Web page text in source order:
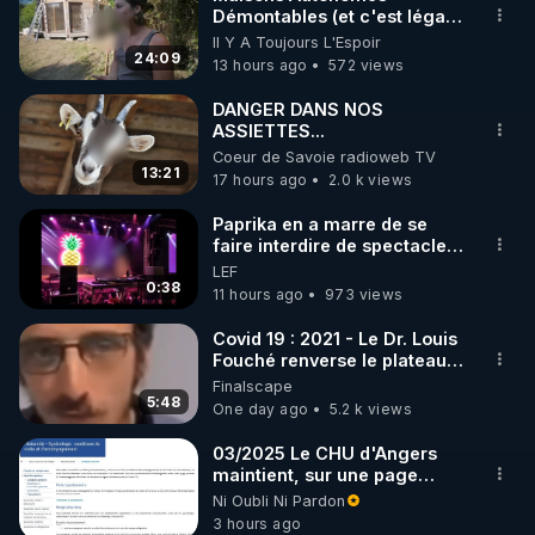
🌱 INSTAGRAM
https://www.instagram.com/rdlr_thierrycasasnovas/
http://rgnr.li/instagram
🌱 LA NEWSLETTER
Pour ne pas rater l’actualité RGNR (stages,
http://rgnr.li/news
🌱 VIDÉOS NON CENSURÉES SUR ODYSEE
Toutes les vidéos Youtube sont aussi sur la
http://rgnr.li/odysee
🌱 LES STAGES EN PRÉSENTIEL
http://rgnr.li/stages
24:09
Démontables (et c'est légal).
Visite éco village en
Bretagne
Il Y A Toujours L'Espoir
13 hours ago
572 views
13:21
DANGER DANS NOS
ASSIETTES...
Coeur de Savoie radioweb TV
17 hours ago
2.0 k views
0:38
Paprika en a marre de se
faire interdire de spectacle.
Elle décide donc de devenir
DJ !
LEF
11 hours ago
973 views
5:48
Covid 19 : 2021 - Le Dr. Louis
Fouché renverse le plateau
de CNews !
Finalscape
One day ago
5.2 k views
03/2025 Le CHU d'Angers
maintient, sur une page
mise à jour, ses consignes
sanitaires Covid en
Ni Oubli Ni Pardon
3 hours ago